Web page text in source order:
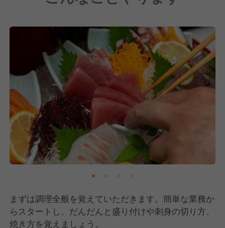
まずは調理全般を覚えていただきます。簡単な業務か
らスタートし、だんだんと盛り付けや刺身の切り方、
焼き方を覚えましょう。